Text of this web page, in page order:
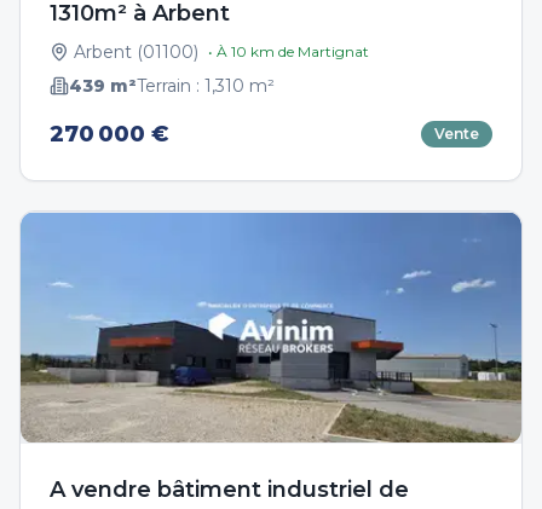
1310m² à Arbent
Arbent (01100) • À 10 km de Martignat
439 m²Terrain : 1,310 m²
270 000 € Vente
A vendre bâtiment industriel de